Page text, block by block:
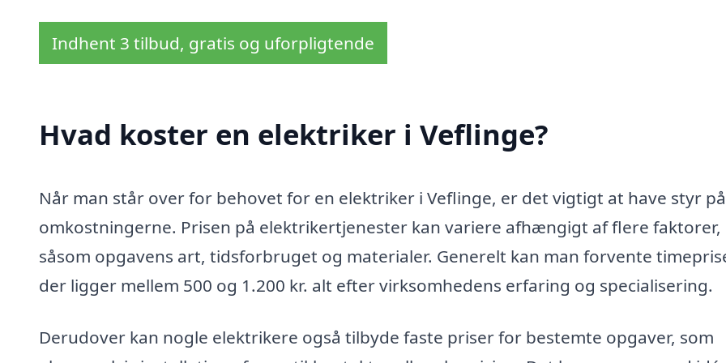
Indhent 3 tilbud, gratis og uforpligtende
Hvad koster en elektriker i Veflinge?
Når man står over for behovet for en elektriker i Veflinge, er det vigtigt at have styr på
omkostningerne. Prisen på elektrikertjenester kan variere afhængigt af flere faktorer,
såsom opgavens art, tidsforbruget og materialer. Generelt kan man forvente
der ligger mellem 500 og 1.200 kr. alt efter virksomhedens erfaring og specialisering.
Derudover kan nogle elektrikere også tilbyde faste priser for bestemte opgaver, som